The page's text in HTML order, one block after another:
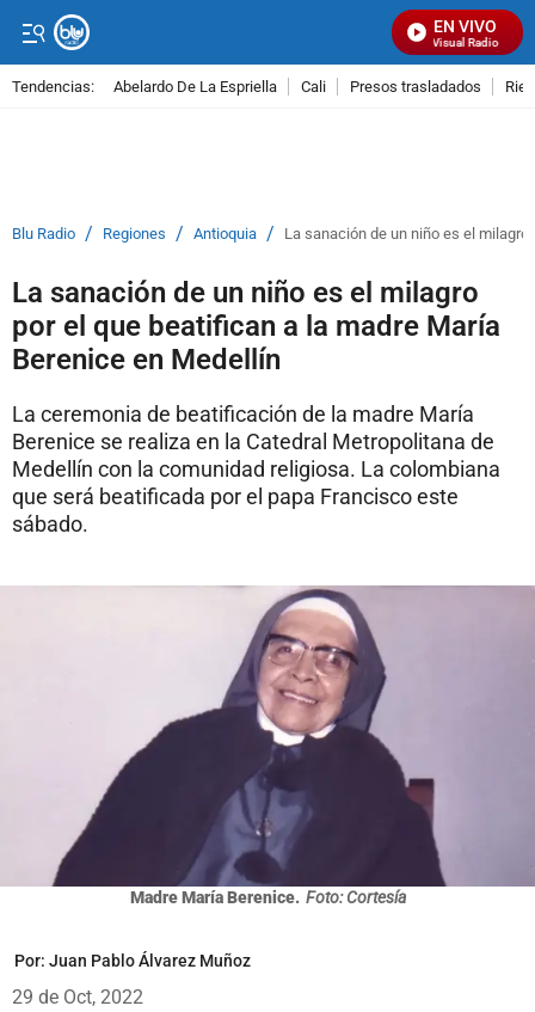
EN VIVO
Señal Visual Radio
Tendencias: Abelardo De La Espriella Cali Presos trasladados
Blu Radio / Regiones / Antioquia / La sanación de un niño es el
La sanación de un niño es el milagro
por el que beatifican a la madre María
Berenice en Medellín
La ceremonia de beatificación de la madre María
Berenice se realiza en la Catedral Metropolitana de
Medellín con la comunidad religiosa. La colombiana
que será beatificada por el papa Francisco este
sábado.
Madre María Berenice. Foto: Cortesía
Por: Juan Pablo Álvarez Muñoz
29 de Oct, 2022